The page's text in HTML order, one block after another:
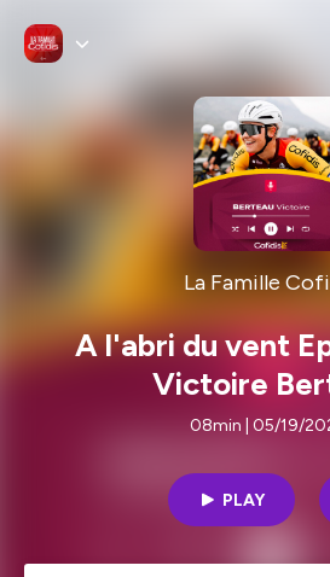
La Famille
A l'abri du vent
Victoire
08min | 05/19/
PLAY